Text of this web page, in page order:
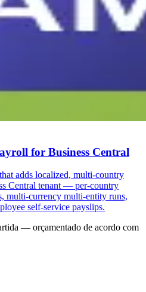
for Business Central
adds localized, multi-country
Central tenant — per-country
multi-currency multi-entity runs,
self-service payslips.
— orçamentado de acordo com